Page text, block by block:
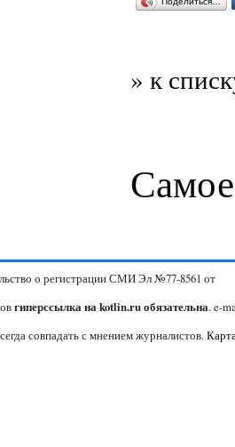
» к
о регистрации СМИ Эл №77-8561 от
гиперссылка на kotlin.ru обязательна. e-
совпадать с мнением журналистов.